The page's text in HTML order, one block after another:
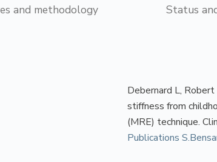
and methodology Status
Debernard L,
stiffness from
(MRE) technique.
Publications